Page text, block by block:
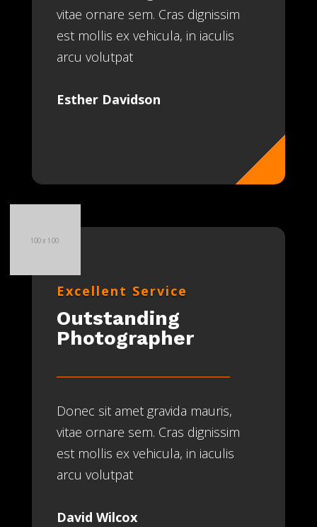
vitae ornare sem. Cras dignissim
est mollis ex vehicula, in iaculis
arcu volutpat
Esther Davidson
Excellent Service
Outstanding
Photographer
Donec sit amet gravida mauris,
vitae ornare sem. Cras dignissim
est mollis ex vehicula, in iaculis
arcu volutpat
David Wilcox